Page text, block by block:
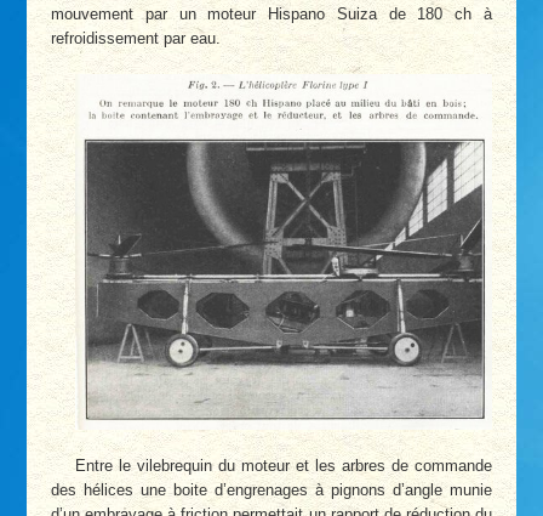
mouvement par un moteur Hispano Suiza de 180 ch à
refroidissement par eau.
Entre le vilebrequin du moteur et les arbres de commande
des hélices une boite d’engrenages à pignons d’angle munie